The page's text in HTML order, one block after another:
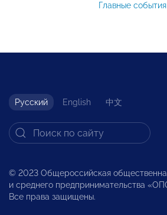
Главные события
Русский English 中文
© 2023 Общероссийская
и среднего предпринимательства
Все права защищены.